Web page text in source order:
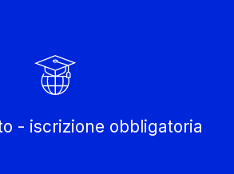
- iscrizione obbligatoria